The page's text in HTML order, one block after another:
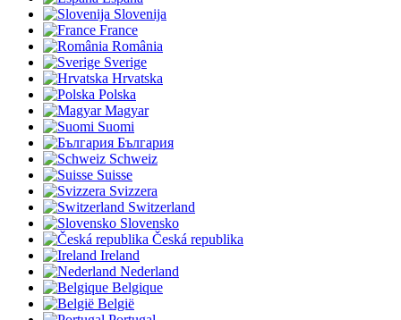
Slovenija
France
România
Sverige
Hrvatska
Polska
Magyar
Suomi
България
Schweiz
Suisse
Svizzera
Switzerland
Slovensko
Česká republika
Ireland
Nederland
Belgique
België